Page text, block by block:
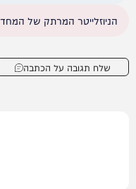
הניוזלייטר המרתק של
שלח תגובה על הכתבה